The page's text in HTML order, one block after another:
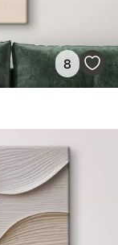
8